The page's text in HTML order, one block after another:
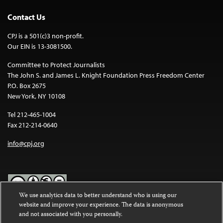
Contact Us
CPJ is a 501(c)3 non-profit.
Our EIN is 13-3081500.
Committee to Protect Journalists
The John S. and James L. Knight Foundation Press Freedom Center
P.O. Box 2675
New York, NY 10108
Tel 212-465-1004
Fax 212-214-0640
info@cpj.org
Except where noted, text on this website is licensed under a
Commons Attribution-NonCommercial-NoDerivatives 4.0
We use analytics data to better understand who is using our
website and improve your experience. The data is anonymous
and not associated with you personally.